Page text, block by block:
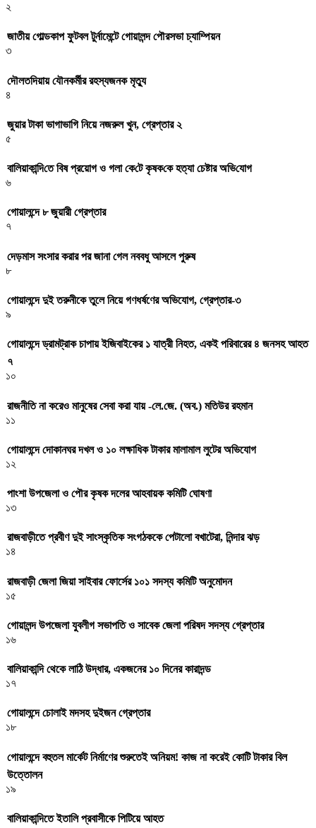
২
জাতীয় গোল্ডকাপ ফুটবল টুর্নামেন্টে গোয়ালন্দ পৌরসভা চ্যাম্পিয়ন
৩
দৌলতদিয়ায় যৌনকর্মীর রহস্যজনক মৃত্যু
৪
জুয়ার টাকা ভাগাভাগি নিয়ে নজরুল খুন, গ্রেপ্তার ২
৫
বা‌লিয়াকা‌ন্দি‌তে বিষ প্রয়োগ ও গলা কে‌টে কৃষক‌কে হত্যা চেষ্টার অ‌ভি‌যোগ
৬
গোয়ালন্দে ৮ জুয়ারী গ্রেপ্তার
৭
দেড়মাস সংসার করার পর জানা গেল নববধু আসলে পুরুষ
৮
গোয়ালন্দে দুই তরুনীকে তুলে নিয়ে গণধর্ষণের অভিযোগ, গ্রেপ্তার-৩
৯
গোয়ালন্দে ড্রামট্রাক চাপায় ইজিবাইকের ১ যাত্রী নিহত, একই পরিবারের ৪ জনসহ আহত
৭
১০
রাজনীতি না করেও মানুষের সেবা করা যায় -লে.জে. (অব.) মতিউর রহমান
১১
গোয়ালন্দে দোকানঘর দখল ও ১০ লক্ষাধিক টাকার মালামাল লুটের অভিযোগ
১২
পাংশা উপজেলা ও পৌর কৃষক দলের আহবায়ক কমিটি ঘোষণা
১৩
রাজবাড়ীতে প্রবীণ দুই সাংস্কৃতিক সংগঠককে পেটালো বখাটেরা, নিন্দার ঝড়
১৪
রাজবাড়ী জেলা জিয়া সাইবার ফোর্সের ১০১ সদস্য কমিটি অনুমোদন
১৫
গোয়ালন্দ উপজেলা যুবলীগ সভাপতি ও সাবেক জেলা পরিষদ সদস্য গ্রেপ্তার
১৬
বালিয়াকান্দি থেকে লাঠি উদ্ধার, একজনের ১০ দিনের কারাদন্ড
১৭
গোয়ালন্দে চোলাই মদসহ দুইজন গ্রেপ্তার
১৮
গোয়ালন্দে বহুতল মার্কেট নির্মাণের শুরুতেই অনিয়ম! কাজ না করেই কোটি টাকার বিল
উত্তোলন
১৯
বালিয়াকান্দিতে ইতালি প্রবাসীকে পিটিয়ে আহত